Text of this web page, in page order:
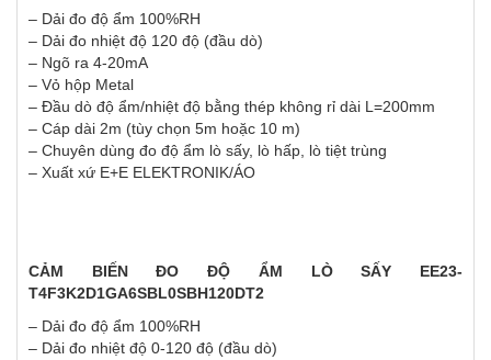
– Dải đo độ ẩm 100%RH
– Dải đo nhiệt độ 120 độ (đầu dò)
– Ngõ ra 4-20mA
– Vỏ hộp Metal
– Đầu dò độ ẩm/nhiệt độ bằng thép không rỉ dài L=200mm
– Cáp dài 2m (tùy chọn 5m hoặc 10 m)
– Chuyên dùng đo độ ẩm lò sấy, lò hấp, lò tiệt trùng
– Xuất xứ E+E ELEKTRONIK/ÁO
CẢM BIẾN ĐO ĐỘ ẨM LÒ SẤY EE23-
T4F3K2D1GA6SBL0SBH120DT2
– Dải đo độ ẩm 100%RH
– Dải đo nhiệt độ 0-120 độ (đầu dò)